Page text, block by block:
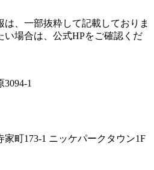
、一部抜粋して記載しておりま
い場合は、公式HPをご確認くだ
1
町173-1 ニッケパークタウン1F